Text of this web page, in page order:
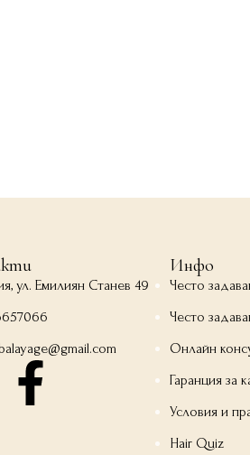
ул. Емилиян Станев 49
Инфо
Често
Често
Онлайн
Гаранция за
Условия и
Hair Quiz